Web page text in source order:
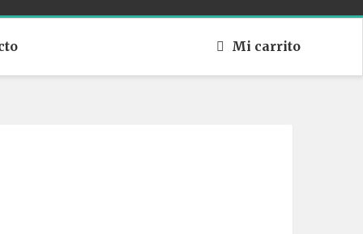
Mi carrito